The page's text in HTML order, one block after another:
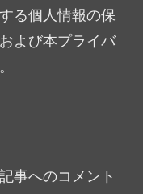
る個人情報の保
よび本プライバ
事へのコメント